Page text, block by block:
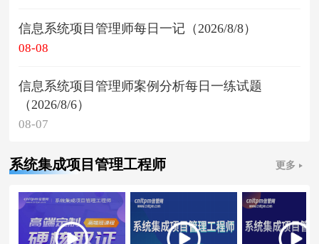
信息系统项目管理师每日一记（2026/8/8）
08-08
信息系统项目管理师案例分析每日一练试题
（2026/8/6）
08-07
系统集成项目管理工程师 更多